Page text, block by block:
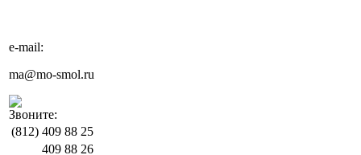
e-mail:
ma@mo-smol.ru
Звоните:
(812) 409 88 25
409 88 26